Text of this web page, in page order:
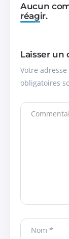
Aucun
réagir.
Laisser un
Votre
obligatoires